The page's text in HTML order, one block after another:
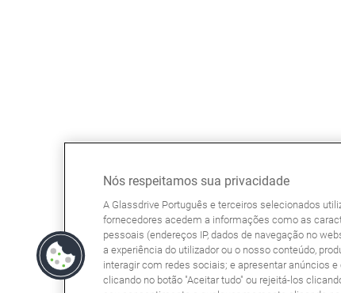
Nós respeitamos sua privacidade
A Glassdrive Português e terceiros selecionados
fornecedores acedem a informações como as
pessoais (endereços IP, dados de navegação no
a experiência do utilizador ou o nosso conteúdo,
interagir com redes sociais; e apresentar anúncios
clicando no botão "Aceitar tudo" ou rejeitá-los